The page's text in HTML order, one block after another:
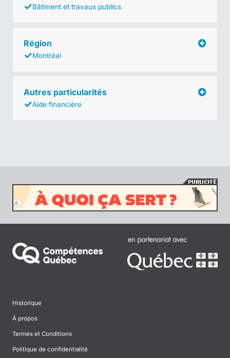
Bâtiment et travaux publics
Région
Montréal
Autres particularités
Aide financière
Historique
À propos
Termes et Conditions
Politique de confidentialité